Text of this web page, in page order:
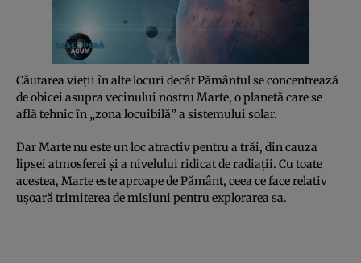
Căutarea vieții în alte locuri decât Pământul se concentrează
de obicei asupra vecinului nostru Marte, o planetă care se
află tehnic în „zona locuibilă” a sistemului solar.
Dar Marte nu este un loc atractiv pentru a trăi, din cauza
lipsei atmosferei și a nivelului ridicat de radiații. Cu toate
acestea, Marte este aproape de Pământ, ceea ce face relativ
ușoară trimiterea de misiuni pentru explorarea sa.